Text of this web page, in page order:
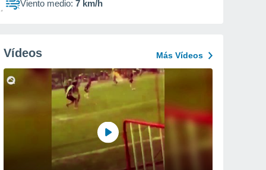
Viento medio: 7 km/h
Vídeos Más Vídeos